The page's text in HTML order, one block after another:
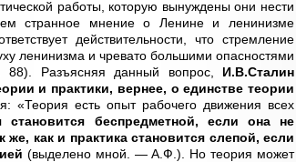
работы, которую вынуждены они нести
странное мнение о Ленине и ленинизме
действительности, что стремление
ленинизма и чревато большими опасностями
Разъясняя данный вопрос, И.В.Сталин
и практики, вернее, о единстве теории
«Теория есть опыт рабочего движения всех
становится беспредметной, если она не
как и практика становится слепой, если
(выделено мной. — А.Ф.). Но теория может